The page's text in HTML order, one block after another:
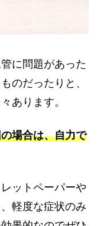
に問題があった
のだったりと、
あります。
場合は、自力で
ットペーパーや
軽度な症状のみ